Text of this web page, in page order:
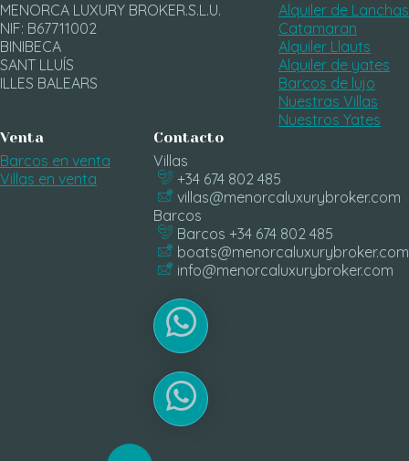
MENORCA LUXURY BROKER.S.L.U.
NIF: B67711002
BINIBECA
SANT LLUÍS
ILLES BALEARS
Alquiler de Lanchas
Catamaran
Alquiler Llauts
Alquiler de yates
Barcos de lujo
Nuestras Villas
Nuestros Yates
Venta
Barcos en venta
Villas en venta
Contacto
Villas
+34 674 802 485
villas@menorcaluxurybroker.com
Barcos
Barcos +34 674 802 485
boats@menorcaluxurybroker.com
info@menorcaluxurybroker.com